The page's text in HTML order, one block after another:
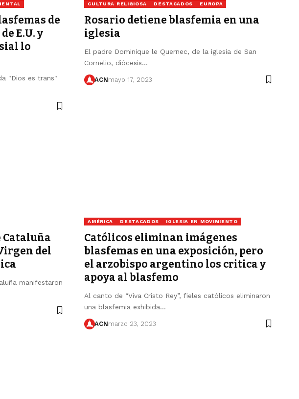
de
E.U. y
lo
"Dios es trans"
CULTURA RELIGIOSA DESTACADOS EUROPA
Rosario detiene blasfemia en una
iglesia
El padre Dominique le Quernec, de la iglesia de San
Cornelio, diócesis…
ACNmayo 17, 2023
Cataluña
del
manifestaron
AMÉRICA DESTACADOS IGLESIA EN MOVIMIENTO
Católicos eliminan imágenes
blasfemas en una exposición, pero
el arzobispo argentino los critica y
apoya al blasfemo
Al canto de “Viva Cristo Rey”, fieles católicos eliminaron
una blasfemia exhibida…
ACNmarzo 23, 2023